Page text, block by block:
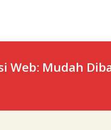
Web: Mudah